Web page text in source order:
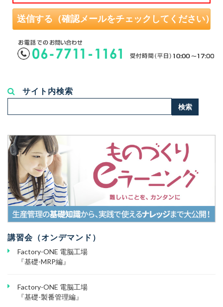
サイト内検索
索...
検索
講習会（オンデマンド）
Factory-ONE 電脳工場
『基礎-MRP編』
Factory-ONE 電脳工場
『基礎-製番管理編』